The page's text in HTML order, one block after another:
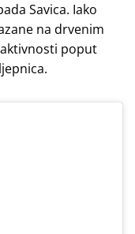
Savica. Iako
na drvenim
poput